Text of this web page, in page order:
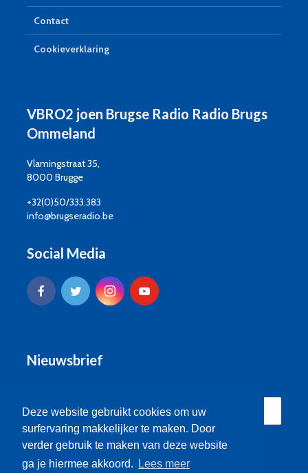
Deze website gebruikt cookies om uw
surfervaring makkelijker te maken. Door
verder gebruik te maken van deze website
ga je hiermee akkoord.
Lees meer
Contact
Cookieverklaring
VBRO2 joen Brugse Radio Radio Brugs
Ommeland
Vlamingstraat 35,
8000 Brugge
+32(0)50/333.383
info@brugseradio.be
Social Media
Nieuwsbrief